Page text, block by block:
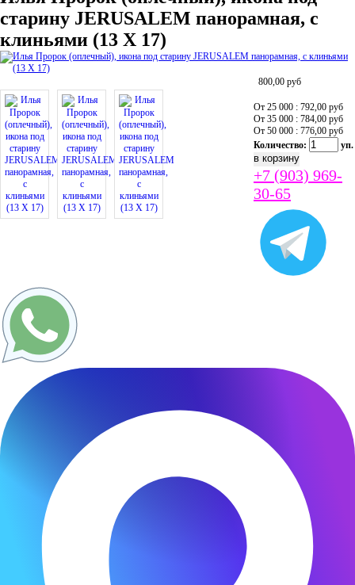
старину JERUSALEM панорамная, с
клиньями (13 Х 17)
800,00 руб
От 25 000 : 792,00 руб
От 35 000 : 784,00 руб
От 50 000 : 776,00 руб
Количество:
уп.
+7 (903) 969-
30-65